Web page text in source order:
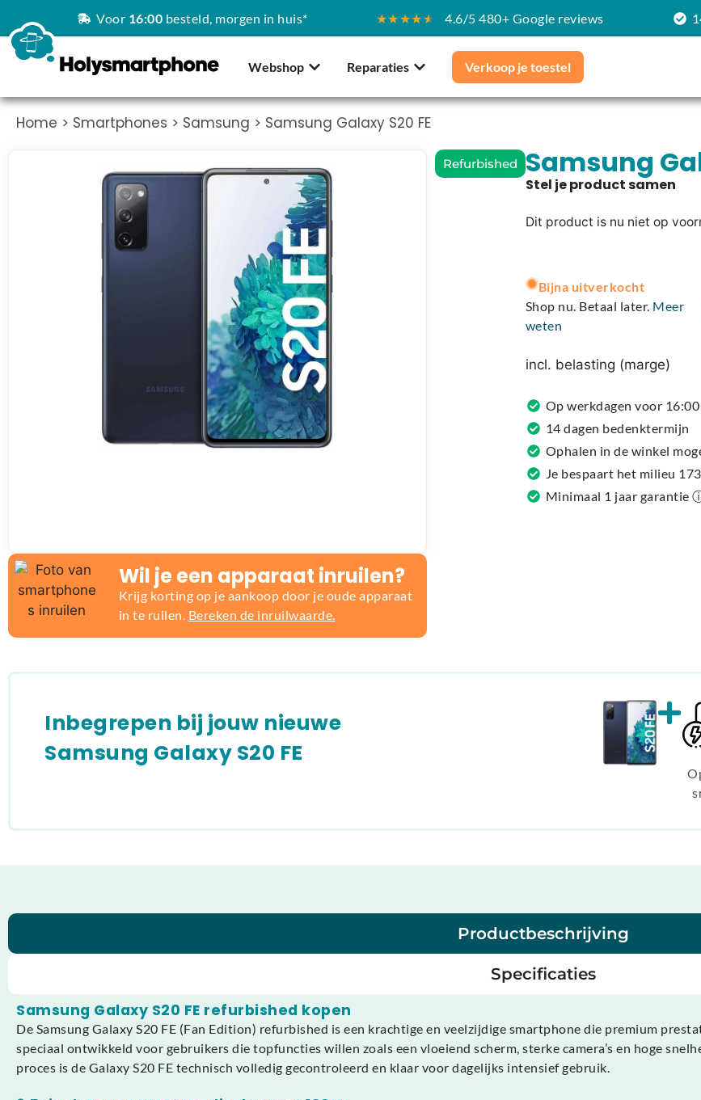
Voor 16:00 besteld, morgen in huis* ★★★★★ 4.6/5 480+ Google reviews
Webshop Reparaties Verkoop je toestel
Home > Smartphones > Samsung > Samsung Galaxy S20 FE
Wil je een apparaat inruilen?
Krijg korting op je aankoop door je oude apparaat
in te ruilen. Bereken de inruilwaarde.
Refurbished Samsung
Dit product is nu niet op
l
t
e
n
t
i
v
e
:
Bijna uitverkocht
Shop nu. Betaal later. Meer
weten
incl. belasting (marge)
Op werkdagen voor
14 dagen bedenktermijn
Ophalen in de winkel
Je bespaart het milieu
Minimaal 1 jaar garantie
Inbegrepen bij jouw nieuwe
Samsung Galaxy S20 FE
Productbeschrijving
Specificaties
Samsung Galaxy S20 FE refurbished kopen
De Samsung Galaxy S20 FE (Fan Edition) refurbished is een krachtige en veelzijdige smartphone die premium
speciaal ontwikkeld voor gebruikers die topfuncties willen zoals een vloeiend scherm, sterke camera’s en hoge
proces is de Galaxy S20 FE technisch volledig gecontroleerd en klaar voor dagelijks intensief gebruik.